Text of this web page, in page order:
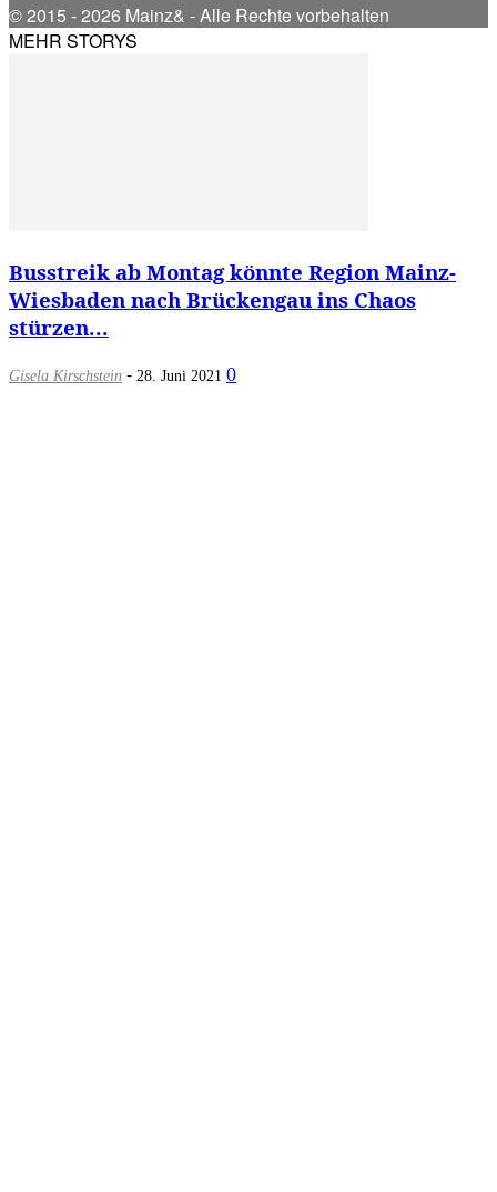
© 2015 - 2026 Mainz& - Alle Rechte vorbehalten
MEHR STORYS
Busstreik ab Montag könnte Region Mainz-
Wiesbaden nach Brückengau ins Chaos
stürzen...
Gisela Kirschstein - 28. Juni 2021 0